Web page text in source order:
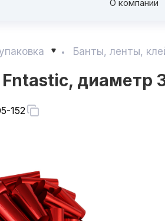
О компании
Банты, ленты,
диаметр
152